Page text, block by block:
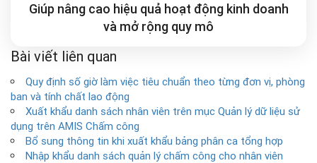
Giúp nâng cao hiệu quả hoạt động kinh doanh
và mở rộng quy mô
Bài viết liên quan
Quy định số giờ làm việc tiêu chuẩn theo từng đơn vị, phòng
ban và tính chất lao động
Xuất khẩu danh sách nhân viên trên mục Quản lý dữ liệu sử
dụng trên AMIS Chấm công
Bổ sung thông tin khi xuất khẩu bảng phân ca tổng hợp
Nhập khẩu danh sách quản lý chấm công cho nhân viên